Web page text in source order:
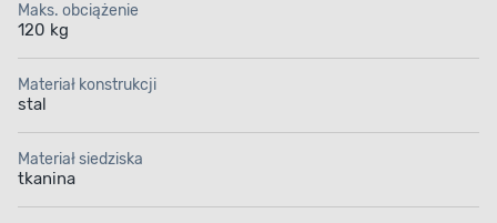
Wygodne siedzisko
z tkaniny
Maks. obciążenie
120 kg
Materiał konstrukcji
stal
Materiał siedziska
tkanina